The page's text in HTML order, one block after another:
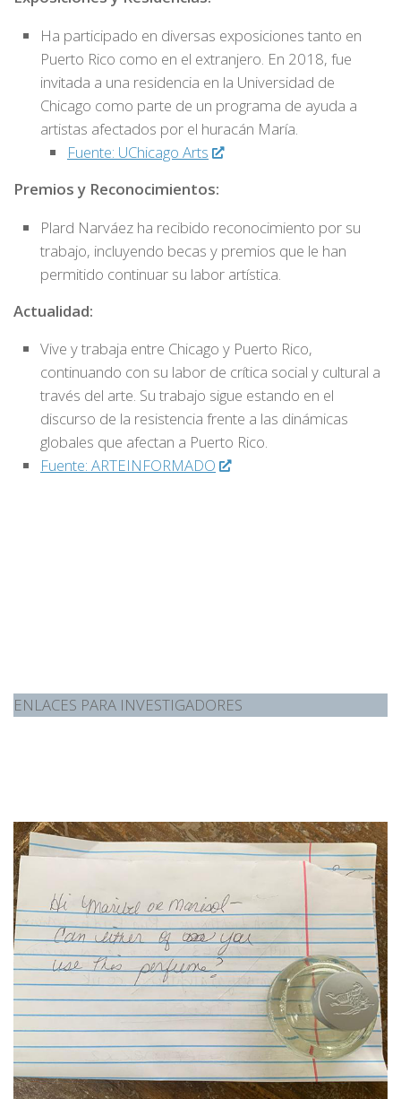
Ha participado en diversas exposiciones tanto en
Puerto Rico como en el extranjero. En 2018, fue
invitada a una residencia en la Universidad de
Chicago como parte de un programa de ayuda a
artistas afectados por el huracán María.
Fuente: UChicago Arts
Premios y Reconocimientos:
Plard Narváez ha recibido reconocimiento por su
trabajo, incluyendo becas y premios que le han
permitido continuar su labor artística.
Actualidad:
Vive y trabaja entre Chicago y Puerto Rico,
continuando con su labor de crítica social y cultural a
través del arte. Su trabajo sigue estando en el
discurso de la resistencia frente a las dinámicas
globales que afectan a Puerto Rico.
Fuente: ARTEINFORMADO
ENLACES PARA INVESTIGADORES